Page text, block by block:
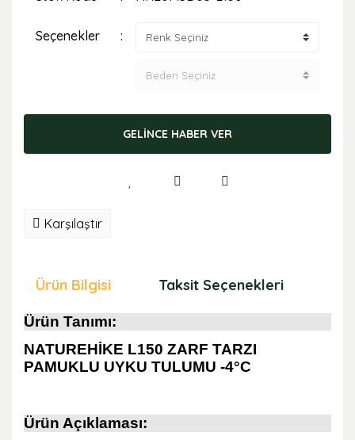
Seçenekler
GELİNCE HABER VER
Karşılaştır
Ürün Bilgisi Taksit Seçenekleri
Ürün Tanımı:
NATUREHİKE L150 ZARF TARZI
PAMUKLU UYKU TULUMU -4°C
Ürün Açıklaması: